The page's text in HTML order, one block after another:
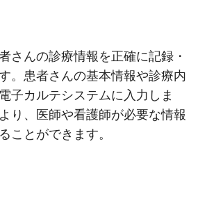
さんの診療情報を正確に記録・
。患者さんの基本情報や診療内
子カルテシステムに入力しま
り、医師や看護師が必要な情報
ことができます。